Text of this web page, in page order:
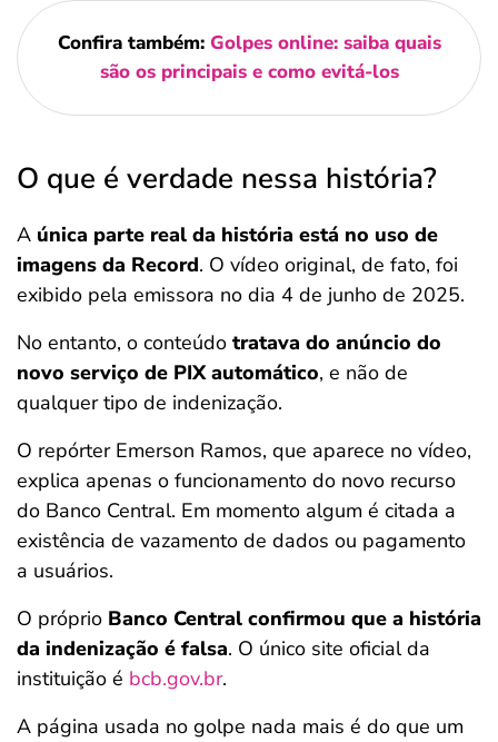
Confira também: Golpes online: saiba quais
são os principais e como evitá-los
O que é verdade nessa história?
A única parte real da história está no uso de
imagens da Record. O vídeo original, de fato, foi
exibido pela emissora no dia 4 de junho de 2025.
No entanto, o conteúdo tratava do anúncio do
novo serviço de PIX automático, e não de
qualquer tipo de indenização.
O repórter Emerson Ramos, que aparece no vídeo,
explica apenas o funcionamento do novo recurso
do Banco Central. Em momento algum é citada a
existência de vazamento de dados ou pagamento
a usuários.
O próprio Banco Central confirmou que a história
da indenização é falsa. O único site oficial da
instituição é bcb.gov.br.
A página usada no golpe nada mais é do que um